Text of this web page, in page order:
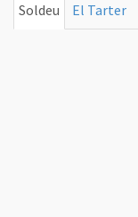
Soldeu El Tarter